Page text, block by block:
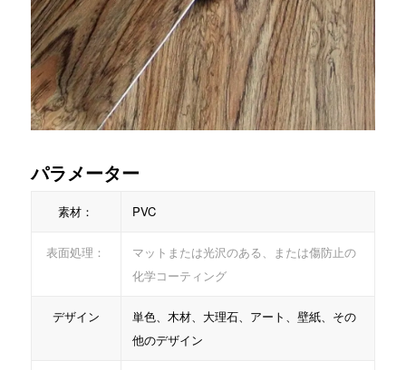
パラメーター
素材： PVC
表面処理：
マットまたは光沢のある、または傷防止の
化学コーティング
デザイン
単色、木材、大理石、アート、壁紙、その
他のデザイン